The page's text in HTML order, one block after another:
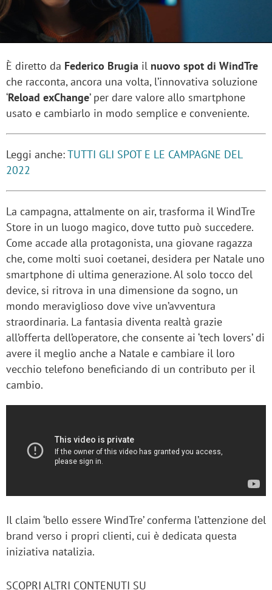
È diretto da Federico Brugia il nuovo spot di WindTre
che racconta, ancora una volta, l’innovativa soluzione
‘Reload exChange’ per dare valore allo smartphone
usato e cambiarlo in modo semplice e conveniente.
Leggi anche:TUTTI GLI SPOT E LE CAMPAGNE DEL
2022
La campagna, attalmente on air, trasforma il WindTre
Store in un luogo magico, dove tutto può succedere.
Come accade alla protagonista, una giovane ragazza
che, come molti suoi coetanei, desidera per Natale uno
smartphone di ultima generazione. Al solo tocco del
device, si ritrova in una dimensione da sogno, un
mondo meraviglioso dove vive un’avventura
straordinaria. La fantasia diventa realtà grazie
all’offerta dell’operatore, che consente ai ‘tech lovers’ di
avere il meglio anche a Natale e cambiare il loro
vecchio telefono beneficiando di un contributo per il
cambio.
Il claim ‘bello essere WindTre’ conferma l’attenzione del
brand verso i propri clienti, cui è dedicata questa
iniziativa natalizia.
SCOPRI ALTRI CONTENUTI SU